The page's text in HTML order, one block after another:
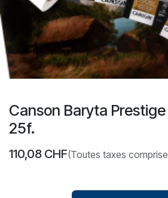
Canson Baryta
25f.
110,08 CHF(Toutes taxes